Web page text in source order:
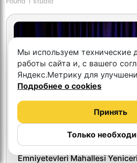
Youbox Studio
Emniyetevleri Mahallesi
Мы используем технические
работы сайта и, с вашего
Яндекс.Метрику для
Подробнее о cookies
Только
Принять